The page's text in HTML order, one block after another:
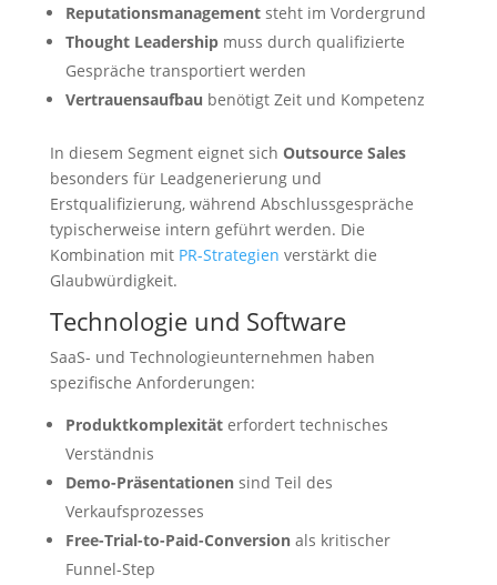
Reputationsmanagementsteht im Vordergrund
Thought Leadershipmuss durch qualifizierte
Gespräche transportiert werden
Vertrauensaufbau benötigt Zeit und Kompetenz
In diesem Segment eignet sich Outsource Sales
besonders für Leadgenerierung und
Erstqualifizierung, während Abschlussgespräche
typischerweise intern geführt werden. Die
Kombination mit PR-Strategien verstärkt die
Glaubwürdigkeit.
Technologie und Software
SaaS- und Technologieunternehmen haben
spezifische Anforderungen:
Produktkomplexitäterfordert technisches
Verständnis
Demo-Präsentationensind Teil des
Verkaufsprozesses
Free-Trial-to-Paid-Conversionals kritischer
Funnel-Step